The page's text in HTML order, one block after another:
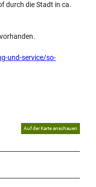
durch die Stadt in ca.
und-service/so-
Auf der Karte anschauen